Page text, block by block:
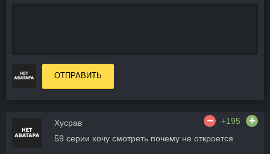
ОТПРАВИТЬ
Хусрав
+195
59 серии хочу смотреть почему не откроется